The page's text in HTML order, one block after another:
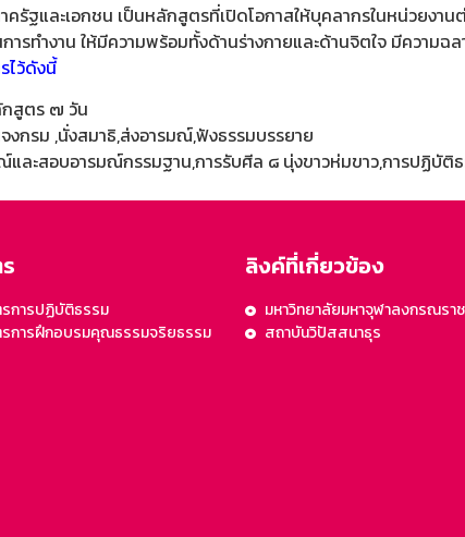
ฐและเอกชน เป็นหลักสูตรที่เปิดโอกาสให้บุคลากรในหน่วยงา
ทำงาน ให้มีความพร้อมทั้งด้านร่างกายและด้านจิตใจ มีควา
ไว้ดังนี้
กสูตร ๗ วัน
กรม ,นั่งสมาธิ,ส่งอารมณ์,ฟังธรรมบรรยาย
ละสอบอารมณ์กรรมฐาน,การรับศีล ๘ นุ่งขาวห่มขาว,การปฏิบัติ
การปฏิบัติธรรม
การฝึกอบรมคุณธรรมจริยธรรม
ลิงค์ที่เกี่ยวข้อง
มหาวิทยาลัยมหาจุฬาลงกรณรา
สถาบันวิปัสสนาธุร